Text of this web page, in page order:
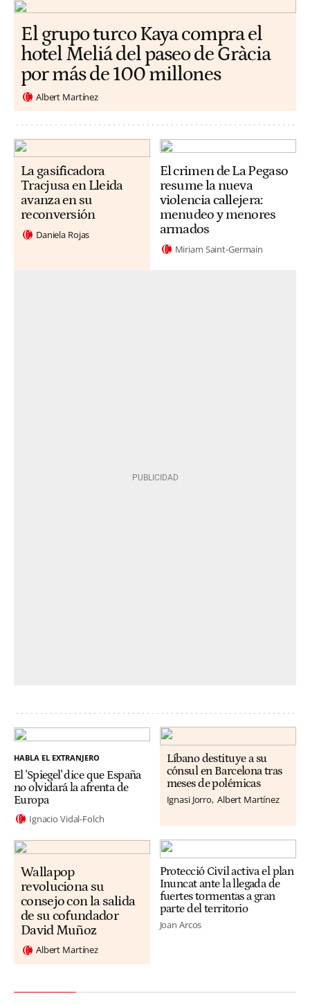
El grupo turco Kaya compra el
hotel Meliá del paseo de Gràcia
por más de 100 millones
Albert Martínez
La gasificadora
Tracjusa en Lleida
avanza en su
reconversión
Daniela Rojas
El crimen de La Pegaso
resume la nueva
violencia callejera:
menudeo y menores
armados
Miriam Saint-Germain
HABLA EL EXTRANJERO
El 'Spiegel' dice que España
no olvidará la afrenta de
Europa
Ignacio Vidal-Folch
Líbano destituye a su
cónsul en Barcelona tras
meses de polémicas
Ignasi Jorro Albert Martínez
Wallapop
revoluciona su
consejo con la salida
de su cofundador
David Muñoz
Albert Martínez
Protecció Civil activa el plan
Inuncat ante la llegada de
fuertes tormentas a gran
parte del territorio
Joan Arcos